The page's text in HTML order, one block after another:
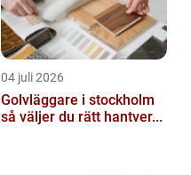
04 juli 2026
Golvläggare i stockholm
så väljer du rätt hantver...